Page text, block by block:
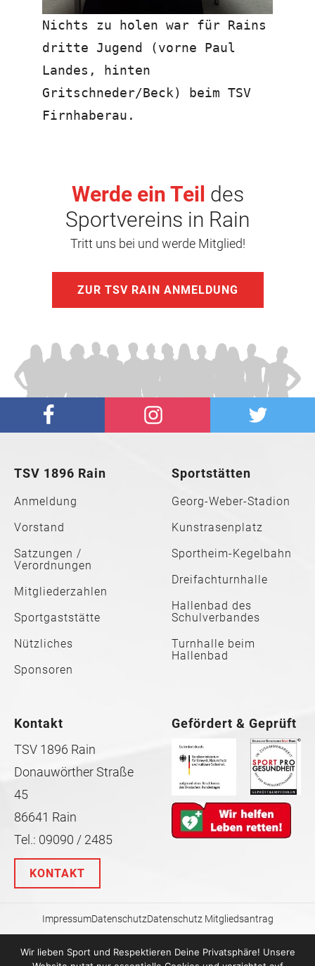
Nichts zu holen war für Rains
dritte Jugend (vorne Paul
Landes, hinten
Gritschneder/Beck) beim TSV
Firnhaberau.
Werde ein Teil des
Sportvereins in Rain
Tritt uns bei und werde Mitglied!
ZUR TSV RAIN ANMELDUNG
TSV 1896 Rain
Anmeldung
Vorstand
Satzungen /
Verordnungen
Mitgliederzahlen
Sportgaststätte
Nützliches
Sponsoren
Sportstätten
Georg-Weber-Stadion
Kunstrasenplatz
Sportheim-Kegelbahn
Dreifachturnhalle
Hallenbad des
Schulverbandes
Turnhalle beim
Hallenbad
Kontakt
TSV 1896 Rain
Donauwörther Straße
45
86641 Rain
Tel.: 09090 / 2485
KONTAKT
Gefördert & Geprüft
ImpressumDatenschutzDatenschutz Mitgliedsantrag
Wir lieben Sport und Respektieren Deine Privatsphäre! Unsere